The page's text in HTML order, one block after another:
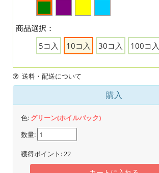
商品選択：
5コ入
10コ入 30コ入 100コ入
送料・配送について
購入
色: グリーン(ホイルバック)
数量:
獲得ポイント:22